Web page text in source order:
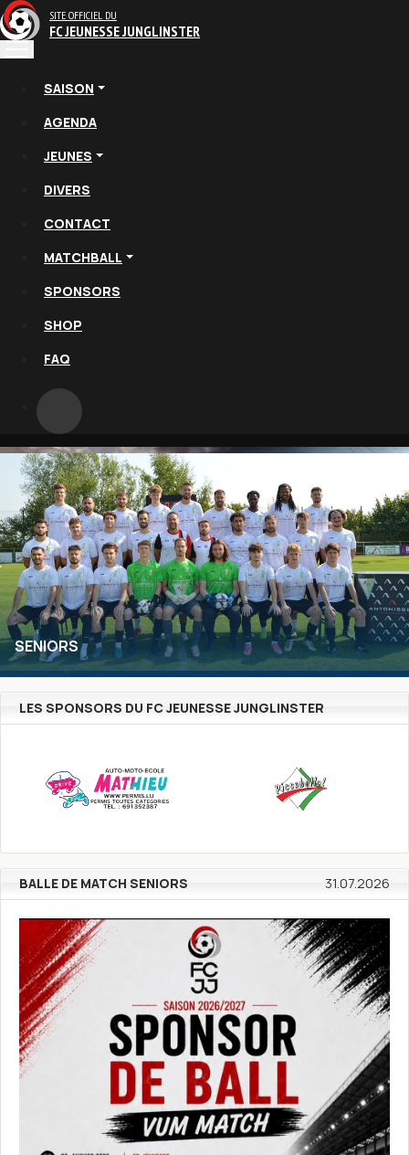
SITE OFFICIEL DU
FC JEUNESSE JUNGLINSTER
SAISON
AGENDA
JEUNES
DIVERS
CONTACT
MATCHBALL
SPONSORS
SHOP
FAQ
BIENVENUE SUR LE SITE OFFICIEL DU FC
JEUNESSE JUNGLINSTER!
SENIORS
LES SPONSORS DU FC JEUNESSE JUNGLINSTER
BALLE DE MATCH SENIORS 31.07.2026